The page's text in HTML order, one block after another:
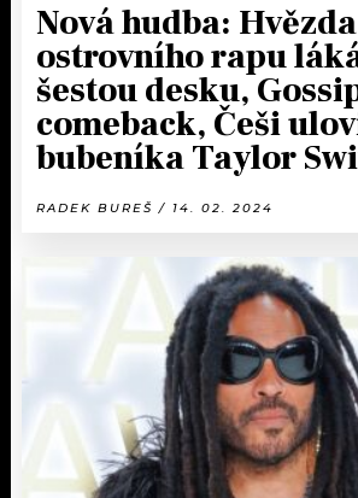
MIX
OSTATNÍ
Nová hudba: Hvězda
ostrovního rapu
šestou desku,
comeback, Češi
bubeníka Taylor
RADEK BUREŠ / 14. 02. 2024